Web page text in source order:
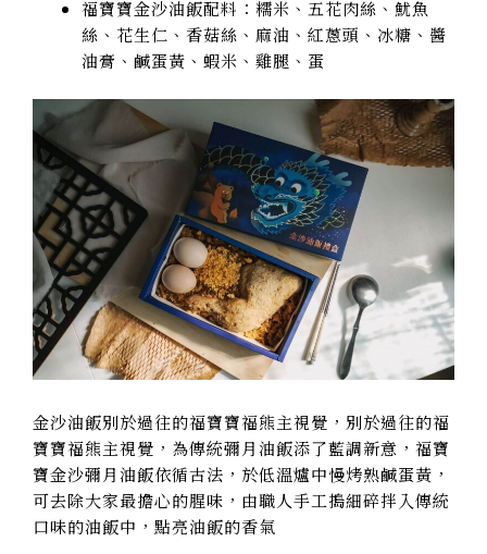
福寶寶金沙油飯配料 ：糯米、五花肉絲、魷魚
絲、花生仁、香菇絲、麻油、紅蔥頭、冰糖、醬
油膏、鹹蛋黃、蝦米、雞腿、蛋
金沙油飯別於過往的福寶寶福熊主視覺 ，別於過往的福
寶寶福熊主視覺，為傳統彌月油飯添了藍調新意，福寶
寶金沙彌月油飯依循古法，於低溫爐中慢烤熟鹹蛋黃，
可去除大家最擔心的腥味，由職人手工搗細碎拌入傳統
口味的油飯中，點亮油飯的香氣